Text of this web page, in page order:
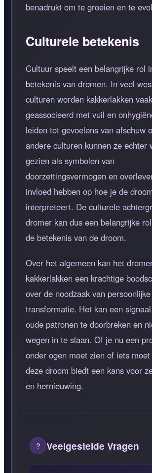
benadrukt om te groeien en te
Culturele betekenis
Cultuur speelt een belangrijke rol
betekenis van dromen. In veel
culturen worden kakkerlakken vaak
geassocieerd met vuil en
leiden tot gevoelens van afschuw
andere culturen kunnen ze echter
gezien als symbolen van
doorzettingsvermogen en
invloed hebben op hoe je de
interpreteert. De culturele
dromer kan dus een belangrijke
de betekenis van de droom.
Over het algemeen kan het
kakkerlakken een krachtige
over de noodzaak van
transformatie. Het kan een
oude patronen te doorbreken en
wegen in te slaan. Of je nu een
onder ogen moet zien of iets
deze droom biedt een kans voor
en hernieuwing.
Veelgestelde Vragen